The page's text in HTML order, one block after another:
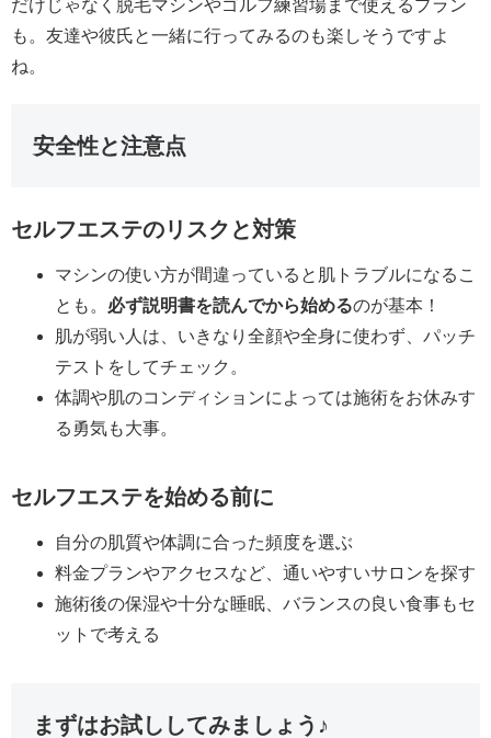
だけじゃなく脱毛マシンやゴルフ練習場まで使えるプラン
も。友達や彼氏と一緒に行ってみるのも楽しそうですよ
ね。
安全性と注意点
セルフエステのリスクと対策
マシンの使い方が間違っていると肌トラブルになるこ
とも。 必ず説明書を読んでから始めるのが基本！
肌が弱い人は、いきなり全顔や全身に使わず、パッチ
テストをしてチェック。
体調や肌のコンディションによっては施術をお休みす
る勇気も大事。
セルフエステを始める前に
自分の肌質や体調に合った頻度を選ぶ
料金プランやアクセスなど、通いやすいサロンを探す
施術後の保湿や十分な睡眠、バランスの良い食事もセ
ットで考える
まずはお試ししてみましょう♪